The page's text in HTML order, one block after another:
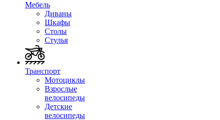
Мебель
Диваны
Шкафы
Столы
Стулья
Транспорт
Мотоциклы
Взрослые
велосипеды
Детские
велосипеды